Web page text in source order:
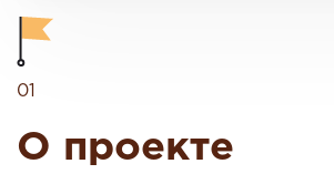
01
О проекте